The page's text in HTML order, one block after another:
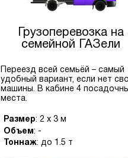
Грузоперевозка на
семейной ГАЗели
Переезд всей семьёй – самый
удобный вариант, если нет
машины. В кабине 4
места.
Размер: 2 x 3 м
Объем: -
Тоннаж: до 1.5 т